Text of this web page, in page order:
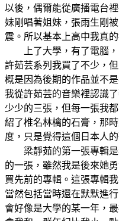
以後，偶爾能從廣播電台
妹剛唱著姐妹，張雨生剛
震。所以基本上高中我真
上了大學，有了電腦，
許茹芸系列我買了不少，
概是因為後期的作品並不
我從許茹芸的音樂裡認識
少少的三張，但每一張我
紹了椎名林檎的石膏，那
度，只是覺得這個日本人
梁靜茹的第一張專輯是
的一張，雖然我是後來她
買先前的專輯。這張專輯
當然包括當時還在默默進
會好像是大學的某一年，